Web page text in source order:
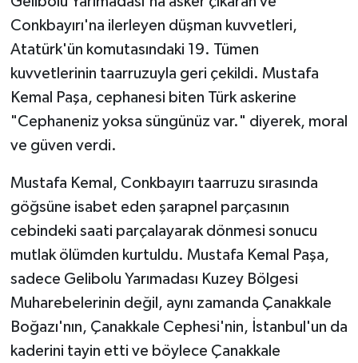
Conkbayırı'na ilerleyen düşman kuvvetleri,
Atatürk'ün komutasındaki 19. Tümen
kuvvetlerinin taarruzuyla geri çekildi. Mustafa
Kemal Paşa, cephanesi biten Türk askerine
"Cephaneniz yoksa süngünüz var." diyerek, moral
ve güven verdi.
Mustafa Kemal, Conkbayırı taarruzu sırasında
göğsüne isabet eden şarapnel parçasının
cebindeki saati parçalayarak dönmesi sonucu
mutlak ölümden kurtuldu. Mustafa Kemal Paşa,
sadece Gelibolu Yarımadası Kuzey Bölgesi
Muharebelerinin değil, aynı zamanda Çanakkale
Boğazı'nın, Çanakkale Cephesi'nin, İstanbul'un da
kaderini tayin etti ve böylece Çanakkale